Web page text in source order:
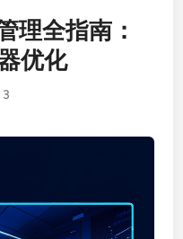
理全指南：
优化
3